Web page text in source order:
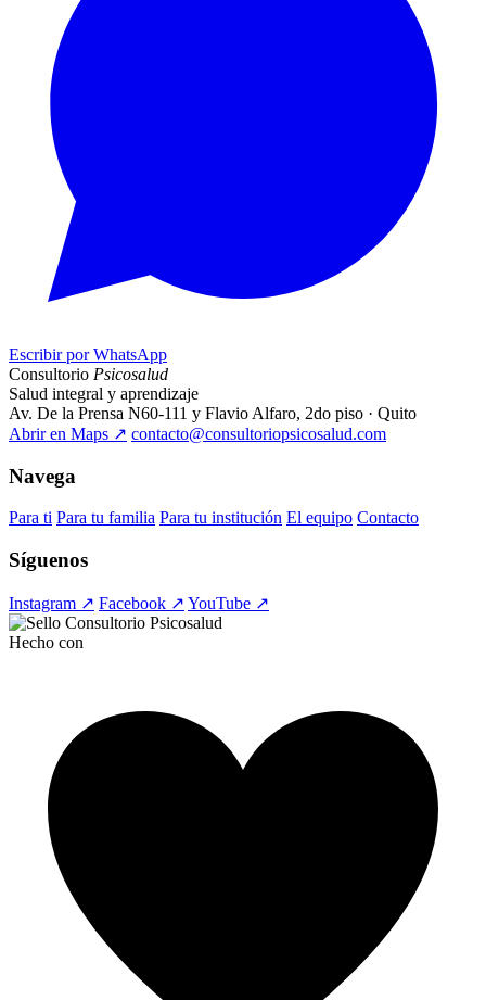
Escribir por WhatsApp
Consultorio Psicosalud
Salud integral y aprendizaje
Av. De la Prensa N60-111 y Flavio Alfaro, 2do piso · Quito
Abrir en Maps ↗ contacto@consultoriopsicosalud.com
Navega
Para ti Para tu familia Para tu institución El equipo Contacto
Síguenos
Instagram ↗ Facebook ↗ YouTube ↗
Hecho con